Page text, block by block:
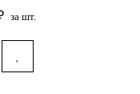
за шт.